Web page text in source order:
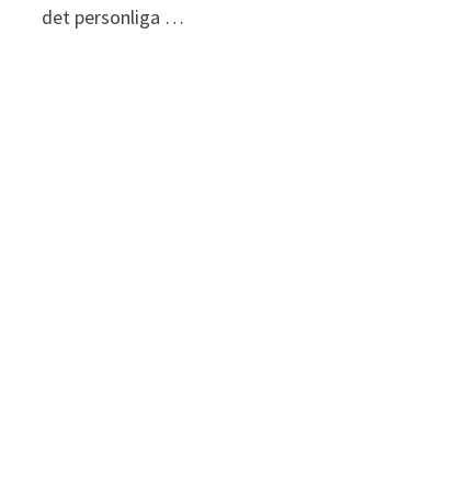
det personliga …